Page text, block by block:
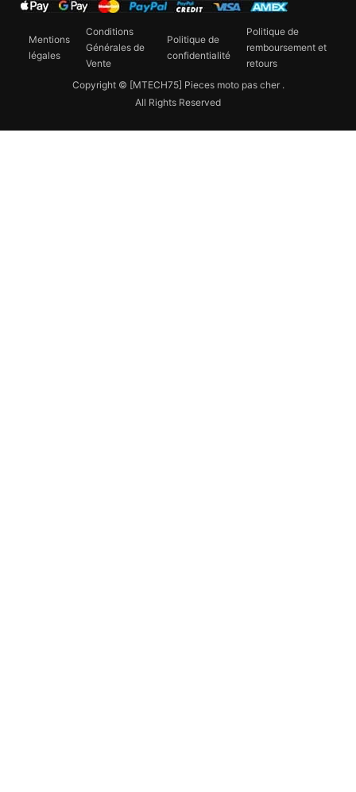
Copyright © [MTECH75] Pieces moto pas cher .
All Rights Reserved
Mentions
légales
Conditions
Générales de
Vente
Politique de
confidentialité
Politique de
remboursement et
retours